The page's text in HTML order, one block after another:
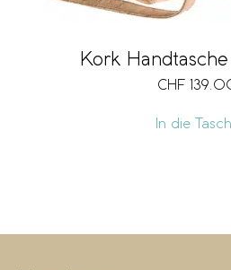
Kork
CHF
In die